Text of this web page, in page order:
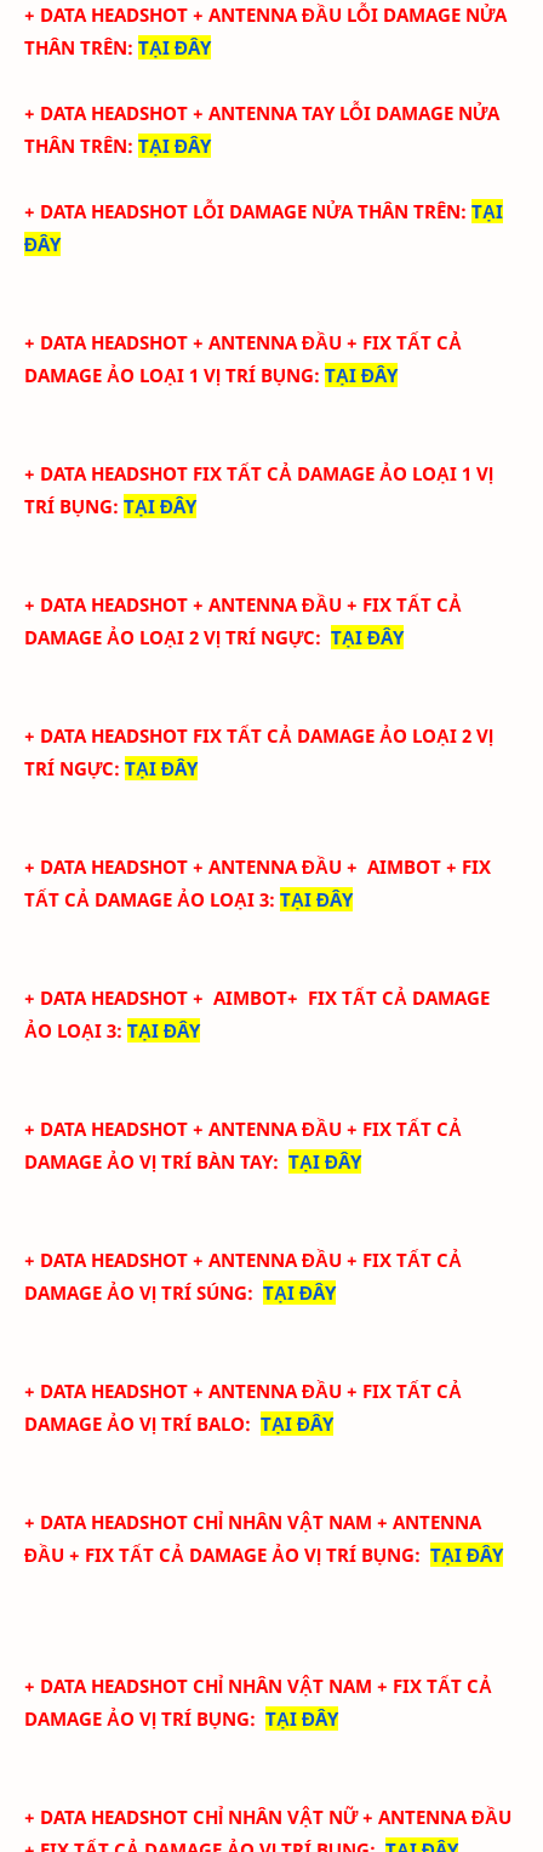
+ DATA HEADSHOT + ANTENNA ĐẦU LỖI DAMAGE NỬA
THÂN TRÊN: TẠI ĐÂY
+ DATA HEADSHOT + ANTENNA TAY LỖI DAMAGE NỬA
THÂN TRÊN: TẠI ĐÂY
+ DATA HEADSHOT LỖI DAMAGE NỬA THÂN TRÊN: TẠI
ĐÂY
+ DATA HEADSHOT + ANTENNA ĐẦU + FIX TẤT CẢ
DAMAGE ẢO LOẠI 1 VỊ TRÍ BỤNG: TẠI ĐÂY
+ DATA HEADSHOT FIX TẤT CẢ DAMAGE ẢO LOẠI 1 VỊ
TRÍ BỤNG: TẠI ĐÂY
+ DATA HEADSHOT + ANTENNA ĐẦU + FIX TẤT CẢ
DAMAGE ẢO LOẠI 2 VỊ TRÍ NGỰC: TẠI ĐÂY
+ DATA HEADSHOT FIX TẤT CẢ DAMAGE ẢO LOẠI 2 VỊ
TRÍ NGỰC: TẠI ĐÂY
+ DATA HEADSHOT + ANTENNA ĐẦU + AIMBOT + FIX
TẤT CẢ DAMAGE ẢO LOẠI 3: TẠI ĐÂY
+ DATA HEADSHOT + AIMBOT+ FIX TẤT CẢ DAMAGE
ẢO LOẠI 3: TẠI ĐÂY
+ DATA HEADSHOT + ANTENNA ĐẦU + FIX TẤT CẢ
DAMAGE ẢO VỊ TRÍ BÀN TAY: TẠI ĐÂY
+ DATA HEADSHOT + ANTENNA ĐẦU + FIX TẤT CẢ
DAMAGE ẢO VỊ TRÍ SÚNG: TẠI ĐÂY
+ DATA HEADSHOT + ANTENNA ĐẦU + FIX TẤT CẢ
DAMAGE ẢO VỊ TRÍ BALO: TẠI ĐÂY
+ DATA HEADSHOT CHỈ NHÂN VẬT NAM + ANTENNA
ĐẦU + FIX TẤT CẢ DAMAGE ẢO VỊ TRÍ BỤNG: TẠI ĐÂY
+ DATA HEADSHOT CHỈ NHÂN VẬT NAM + FIX TẤT CẢ
DAMAGE ẢO VỊ TRÍ BỤNG: TẠI ĐÂY
+ DATA HEADSHOT CHỈ NHÂN VẬT NỮ + ANTENNA ĐẦU